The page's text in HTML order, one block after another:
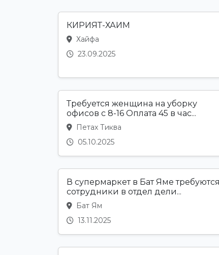
КИРИЯТ-ХАИМ
Хайфа
23.09.2025
Требуется женщина на уборку
офисов с 8-16 Оплата 45 в час...
Петах Тиква
05.10.2025
В супермаркет в Бат Яме требуются
сотрудники в отдел дели...
Бат Ям
13.11.2025